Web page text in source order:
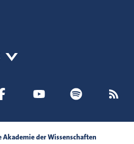
Akademie der Wissenschaften